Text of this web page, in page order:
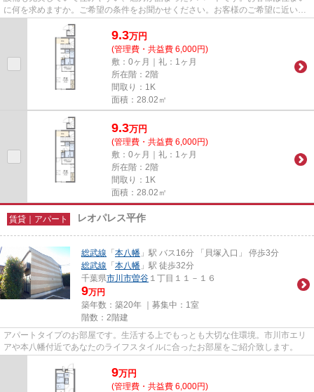
に何を求めますか。ご希望の条件をお聞かせください。お客様のご希望に近い物
件をご紹介いたします。
9.3万円
(管理費・共益費 6,000円)
敷：0ヶ月｜礼：1ヶ月
所在階：2階
間取り：1K
面積：28.02㎡
9.3万円
(管理費・共益費 6,000円)
敷：0ヶ月｜礼：1ヶ月
所在階：2階
間取り：1K
面積：28.02㎡
賃貸｜アパート レオパレス平作
総武線 「 本八幡 」駅 バス16分 「貝塚入口」 停歩3分
総武線 「 本八幡 」駅 徒歩32分
千葉県市川市曽谷 １丁目１１－１６
9万円
築年数：築20年 ｜募集中： 1室
階数：2階建
アパートタイプのお部屋です。生活する上でもっとも大切な住環境。市川市エリ
アや本八幡付近であなたのライフスタイルに合ったお部屋をご紹介致します。
9万円
(管理費・共益費 6,000円)